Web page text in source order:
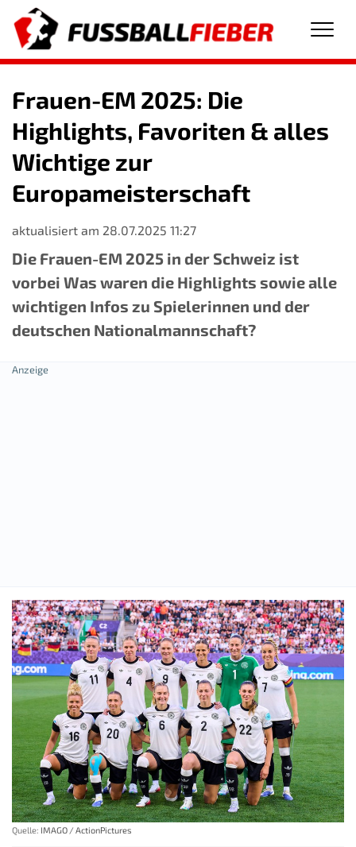
Frauen-EM 2025: Die
Highlights, Favoriten & alles
Wichtige zur
Europameisterschaft
aktualisiert am 28.07.2025 11:27
Die Frauen-EM 2025 in der Schweiz ist
vorbei Was waren die Highlights sowie alle
wichtigen Infos zu Spielerinnen und der
deutschen Nationalmannschaft?
Quelle: IMAGO / ActionPictures